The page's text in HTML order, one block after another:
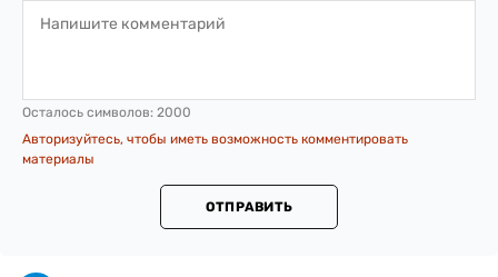
Осталось символов: 2000
Авторизуйтесь, чтобы иметь возможность комментировать
материалы
ОТПРАВИТЬ